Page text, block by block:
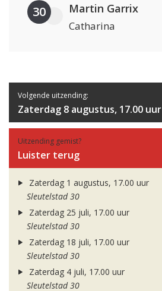
30 Martin Garrix
Catharina
Volgende uitzending:
Zaterdag 8 augustus, 17.00 uur
Uitzending gemist?
Luister terug
Zaterdag 1 augustus, 17.00 uur
Sleutelstad 30
Zaterdag 25 juli, 17.00 uur
Sleutelstad 30
Zaterdag 18 juli, 17.00 uur
Sleutelstad 30
Zaterdag 4 juli, 17.00 uur
Sleutelstad 30